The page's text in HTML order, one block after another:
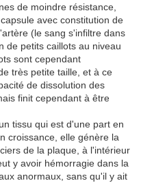
de moindre résistance,
avec constitution de
(le sang s'infiltre dans
de petits caillots au niveau
sont cependant
très petite taille, et à ce
de dissolution des
finit cependant à être
tissu qui est d'une part en
croissance, elle génère la
de la plaque, à l'intérieur
y avoir hémorragie dans la
anormaux, sans qu'il y ait